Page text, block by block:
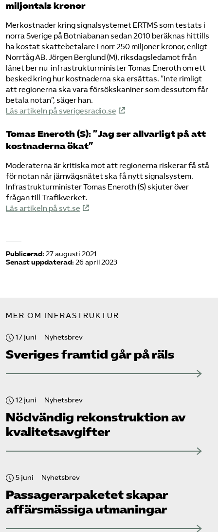
miljontals kronor
Merkostnader kring signalsystemet ERTMS som testats i
norra Sverige på Botniabanan sedan 2010 beräknas hittills
ha kostat skattebetalare i norr 250 miljoner kronor, enligt
Norrtåg AB. Jörgen Berglund (M), riksdagsledamot från
länet ber nu infrastrukturminister Tomas Eneroth om ett
besked kring hur kostnaderna ska ersättas. ”Inte rimligt
att regionerna ska vara försökskaniner som dessutom får
betala notan”, säger han.
Läs artikeln på sverigesradio.se
Tomas Eneroth (S): ”Jag ser allvarligt på att
kostnaderna ökat”
Moderaterna är kritiska mot att regionerna riskerar få stå
för notan när järnvägsnätet ska få nytt signalsystem.
Infrastrukturminister Tomas Eneroth (S) skjuter över
frågan till Trafikverket.
Läs artikeln på svt.se
Publicerad: 27 augusti 2021
Senast uppdaterad: 26 april 2023
MER OM INFRASTRUKTUR
17 juni Nyhetsbrev
Sveriges framtid går på räls
12 juni Nyhetsbrev
Nödvändig rekonstruktion av
kvalitetsavgifter
5 juni Nyhetsbrev
Passagerarpaketet skapar
affärsmässiga utmaningar